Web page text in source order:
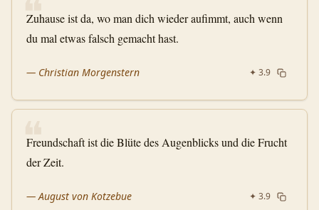
❝
Zuhause ist da, wo man dich wieder aufimmt, auch wenn
du mal etwas falsch gemacht hast.
— Christian Morgenstern ✦ 3.9
❝
Freundschaft ist die Blüte des Augenblicks und die Frucht
der Zeit.
—August von Kotzebue ✦ 3.9